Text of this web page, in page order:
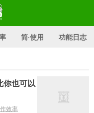
简·使用 功能日志
你也可以
效率